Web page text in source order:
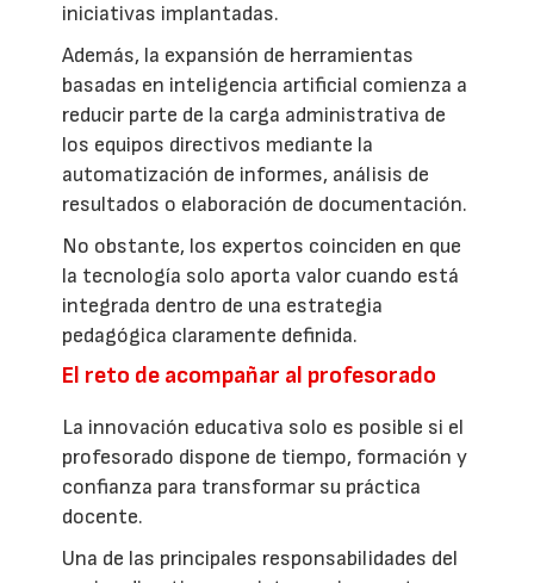
iniciativas implantadas.
Además, la expansión de herramientas
basadas en inteligencia artificial comienza a
reducir parte de la carga administrativa de
los equipos directivos mediante la
automatización de informes, análisis de
resultados o elaboración de documentación.
No obstante, los expertos coinciden en que
la tecnología solo aporta valor cuando está
integrada dentro de una estrategia
pedagógica claramente definida.
El reto de acompañar al profesorado
La innovación educativa solo es posible si el
profesorado dispone de tiempo, formación y
confianza para transformar su práctica
docente.
Una de las principales responsabilidades del